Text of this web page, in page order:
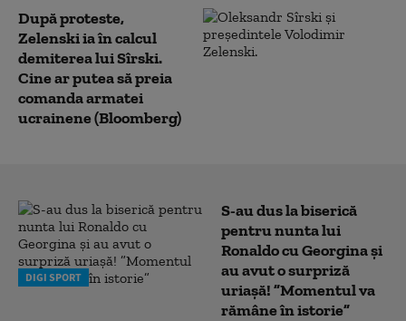
După proteste,
Zelenski ia în calcul
demiterea lui Sîrski.
Cine ar putea să preia
comanda armatei
ucrainene (Bloomberg)
DIGI SPORT
S-au dus la biserică
pentru nunta lui
Ronaldo cu Georgina și
au avut o surpriză
uriașă! ”Momentul va
rămâne în istorie”